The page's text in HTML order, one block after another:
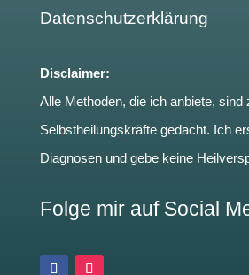
Datenschutzerklärung
Disclaimer:
Alle Methoden, die ich anbiete, sind
Selbstheilungskräfte gedacht. Ich
Diagnosen und gebe keine
Folge mir auf Social